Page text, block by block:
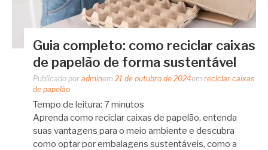
Guia completo: como reciclar caixas
de papelão de forma sustentável
Publicado por adminem 21 de outubro de 2024em reciclar caixas
de papelão
Tempo de leitura: 7minutos
Aprenda como reciclar caixas de papelão, entenda
suas vantagens para o meio ambiente e descubra
como optar por embalagens sustentáveis, como a